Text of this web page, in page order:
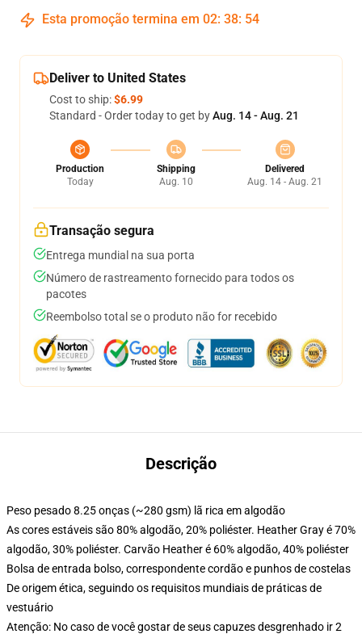
Esta promoção termina em 02: 38: 54
Deliver to United States
Cost to ship:$6.99
Standard - Order today to get byAug. 14 - Aug. 21
Production
Today
Shipping
Aug. 10
Delivered
Aug. 14 - Aug. 21
Transação segura
Entrega mundial na sua porta
Número de rastreamento fornecido para todos os
pacotes
Reembolso total se o produto não for recebido
Descrição
Peso pesado 8.25 onças (~280 gsm) lã rica em algodão
As cores estáveis são 80% algodão, 20% poliéster. Heather Gray é 70%
algodão, 30% poliéster. Carvão Heather é 60% algodão, 40% poliéster
Bolsa de entrada bolso, correspondente cordão e punhos de costelas
De origem ética, seguindo os requisitos mundiais de práticas de
vestuário
Atenção: No caso de você gostar de seus capuzes desgrenhado ir 2